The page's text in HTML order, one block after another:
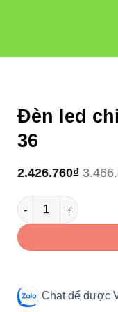
Đèn led
36
2.426.760₫
Đèn led chiếu tường
Chat để được